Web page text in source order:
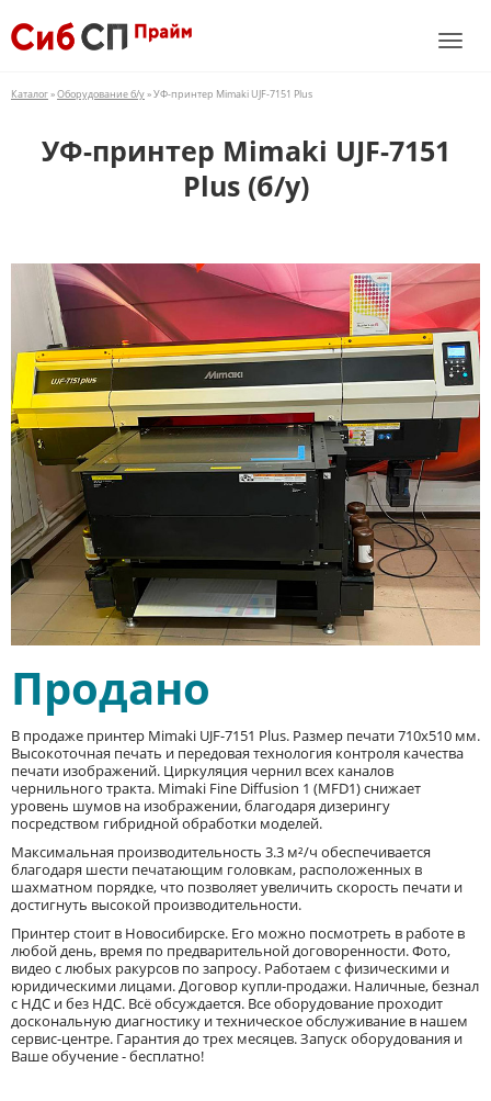
Каталог»Оборудование б/у» УФ-принтер Mimaki UJF-7151 Plus
УФ-принтер Mimaki UJF-7151
Plus (б/у)
Продано
В продаже принтер Mimaki UJF-7151 Plus. Размер печати 710x510 мм.
Высокоточная печать и передовая технология контроля качества
печати изображений. Циркуляция чернил всех каналов
чернильного тракта. Mimaki Fine Diffusion 1 (MFD1) снижает
уровень шумов на изображении, благодаря дизерингу
посредством гибридной обработки моделей.
Максимальная производительность 3.3 м²/ч обеспечивается
благодаря шести печатающим головкам, расположенных в
шахматном порядке, что позволяет увеличить скорость печати и
достигнуть высокой производительности.
Принтер стоит в Новосибирске. Его можно посмотреть в работе в
любой день, время по предварительной договоренности. Фото,
видео с любых ракурсов по запросу. Работаем с физическими и
юридическими лицами. Договор купли-продажи. Наличные, безнал
с НДС и без НДС. Всё обсуждается. Все оборудование проходит
доскональную диагностику и техническое обслуживание в нашем
сервис-центре. Гарантия до трех месяцев. Запуск оборудования и
Ваше обучение - бесплатно!